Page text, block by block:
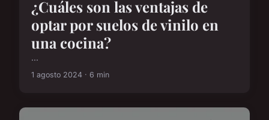
¿Cuáles son las ventajas de
optar por suelos de vinilo en
una cocina?
...
1 agosto 2024 · 6 min